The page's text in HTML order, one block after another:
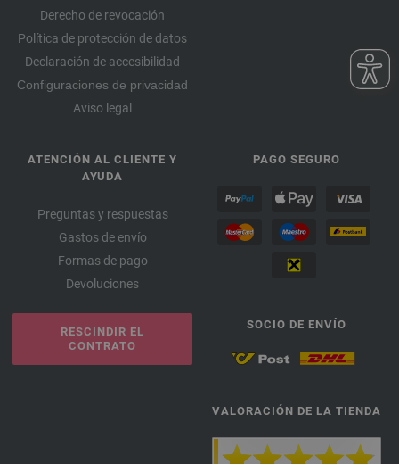
Derecho de revocación
Política de protección de datos
Declaración de accesibilidad
Configuraciones de privacidad
Aviso legal
ATENCIÓN AL CLIENTE Y
AYUDA
Preguntas y respuestas
Gastos de envío
Formas de pago
Devoluciones
RESCINDIR EL
CONTRATO
PAGO SEGURO
SOCIO DE ENVÍO
VALORACIÓN DE LA TIENDA